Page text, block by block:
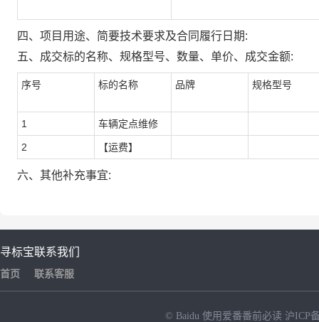
四、项目用途、简要技术要求及合同履行日期:
五、成交标的名称、规格型号、数量、单价、成交金额:
序号 标的名称 品牌 规格型号
1 车辆定点维修
2 【运费】
六、其他补充事宜:
寻标宝
首页
联系我们
联系客服
© Baidu 使用爱番番前必读 沪ICP